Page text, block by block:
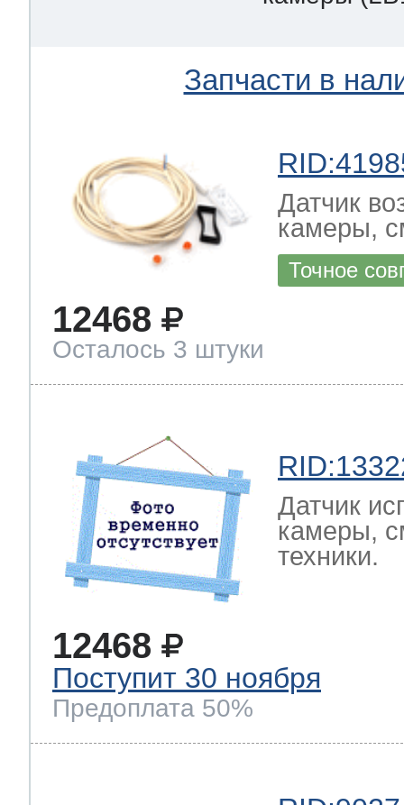
Запчасти в
Датчик
камеры,
Точное
12468
Осталось 3 штуки
Датчик
камеры,
техники.
12468
Поступит 30 ноября
Предоплата 50%